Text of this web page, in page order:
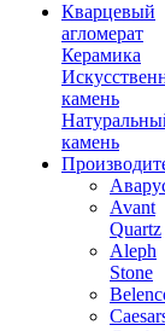
Кварцевый
агломерат
Керамика
камень
камень
Avant
Quartz
Aleph
Stone